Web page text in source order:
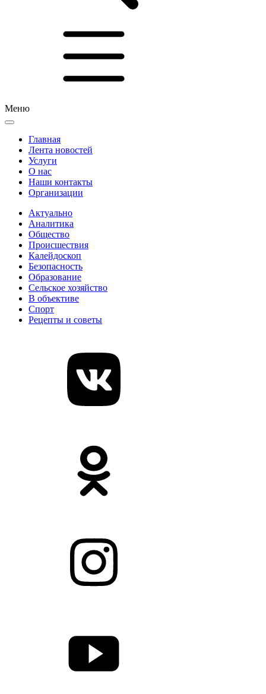
Меню
Главная
Лента новостей
Услуги
О нас
Наши контакты
Организации
Актуально
Аналитика
Общество
Происшествия
Калейдоскоп
Безопасность
Образование
Сельское хозяйство
В объективе
Спорт
Рецепты и советы